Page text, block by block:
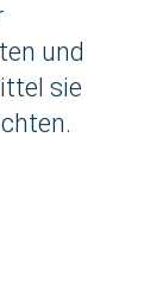
und
sie